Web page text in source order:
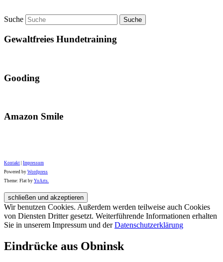
Suche
Gewaltfreies Hundetraining
Gooding
Amazon Smile
Kontakt Impressum
Powered by Wordpress
Theme: Flat by YoArts.
Wir benutzen Cookies. Außerdem werden teilweise auch Cookies
von Diensten Dritter gesetzt. Weiterführende Informationen erhalten
Sie in unserem Impressum und derDatenschutzerklärung
Eindrücke aus Obninsk